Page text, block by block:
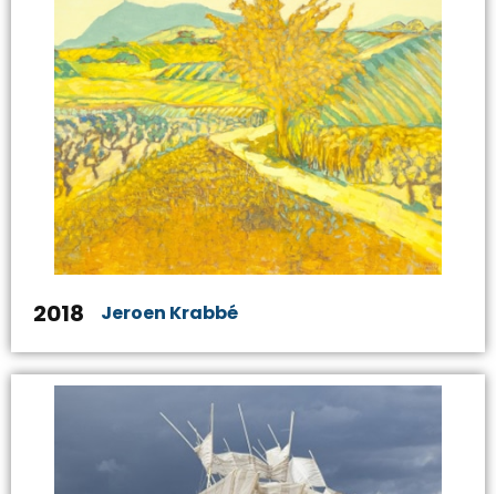
2018 Jeroen Krabbé